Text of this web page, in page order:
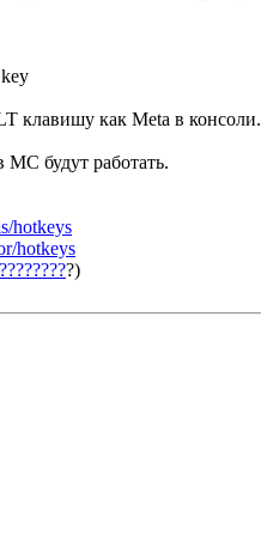
клавишу как Meta в консоли.
будут работать.
hotkeys
hotkeys
?)